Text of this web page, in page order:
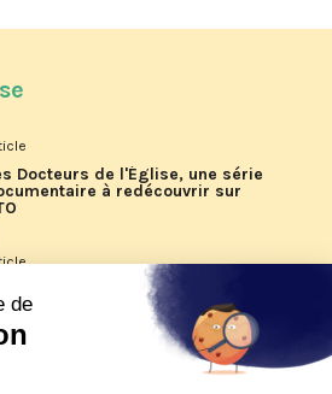
Docteurs de l'Église, une série
à redécouvrir sur
reportages d'été 2026 de KTO